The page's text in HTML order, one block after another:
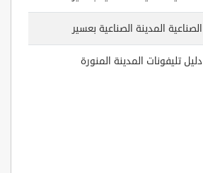
الصناعية المدينة الصناعية بعسير
دليل تليفونات المدينة المنورة